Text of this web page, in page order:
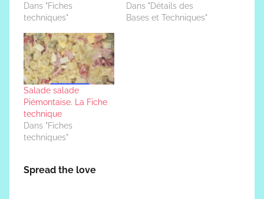
de l’omelette. Comme
par exemple : omelette
fruits de mer, au
jambon, .. Techniques
de base pour
omelettes roulées Les
techniques à maîtriser
pour réussir les
omelettes roulées aux
champignons
Éplucher les…
Dans "Fiches
techniques"
retrouver dans
différents types de
Dans "Détails des
Bases et Techniques"
Salade salade
Piémontaise. La Fiche
technique
Dans "Fiches
techniques"
Spread the love